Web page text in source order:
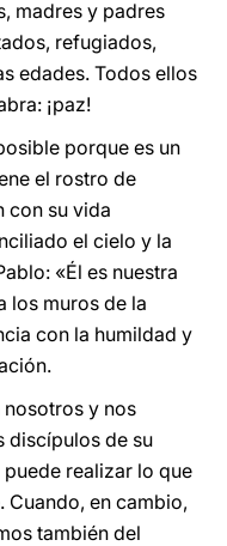
madres y padres
refugiados,
edades. Todos ellos
¡paz!
porque es un
el rostro de
con su vida
el cielo y la
«Él es nuestra
los muros de la
con la humildad y
nosotros y nos
discípulos de su
realizar lo que
Cuando, en cambio,
también del